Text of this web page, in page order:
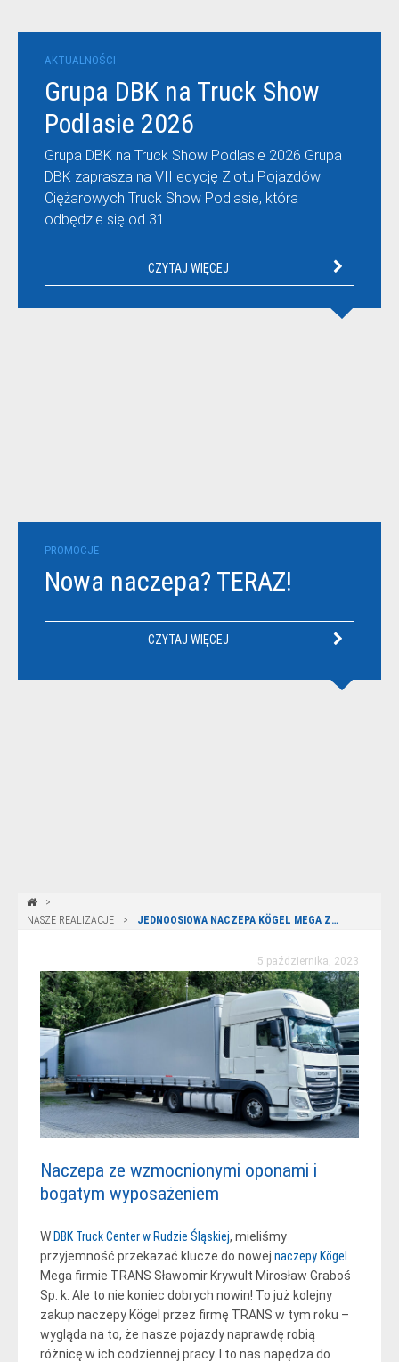
AKTUALNOŚCI
Grupa DBK na Truck Show
Podlasie 2026
Grupa DBK na Truck Show Podlasie 2026 Grupa
DBK zaprasza na VII edycję Zlotu Pojazdów
Ciężarowych Truck Show Podlasie, która
odbędzie się od 31…
CZYTAJ WIĘCEJ
PROMOCJE
Nowa naczepa? TERAZ!
CZYTAJ WIĘCEJ
NASZE REALIZACJE JEDNOOSIOWA NACZEPA KÖGEL MEGA ZE WZMOCNIONYMI OPONAMI
5 października, 2023
Naczepa ze wzmocnionymi oponami i
bogatym wyposażeniem
W DBK Truck Center w Rudzie Śląskiej, mieliśmy
przyjemność przekazać klucze do nowej naczepy Kögel
Mega firmie TRANS Sławomir Krywult Mirosław Graboś
Sp. k. Ale to nie koniec dobrych nowin! To już kolejny
zakup naczepy Kögel przez firmę TRANS w tym roku –
wygląda na to, że nasze pojazdy naprawdę robią
różnicę w ich codziennej pracy. I to nas napędza do